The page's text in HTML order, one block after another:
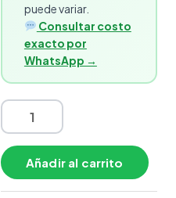
puede variar.
Consultar costo
exacto por
WhatsApp →
Añadir al carrito